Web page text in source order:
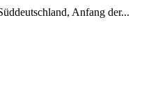
Anfang der...